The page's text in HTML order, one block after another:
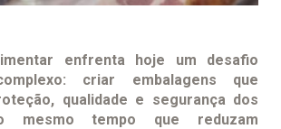
enfrenta hoje um desafio
criar embalagens que
qualidade e segurança dos
mesmo tempo que reduzam